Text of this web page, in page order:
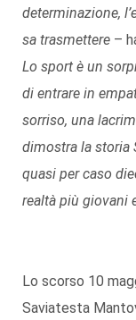
determinazione,
sa trasmettere –
Lo sport è un
di entrare in
sorriso, una
dimostra la storia
quasi per caso
realtà più giovani
Lo scorso 10
Saviatesta